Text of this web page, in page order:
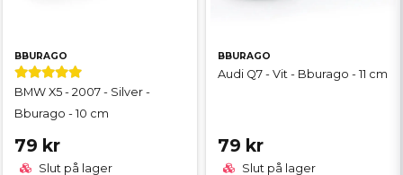
BBURAGO
BMW X5 - 2007 - Silver -
Bburago - 10 cm
79 kr
Slut på lager
BBURAGO
Audi Q7 - Vit - Bburago - 11 cm
79 kr
Slut på lager